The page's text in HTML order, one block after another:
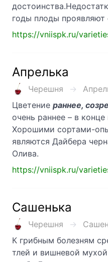
годы плоды проявляют
https://vniispk.ru/
Апрелька
Черешня
Цветение раннее,
очень раннее – в конце
Хорошими сортами-
являются Дайбера
Олива.
https://vniispk.ru/
Сашенька
Черешня
К грибным болезням
тлей и вишневой